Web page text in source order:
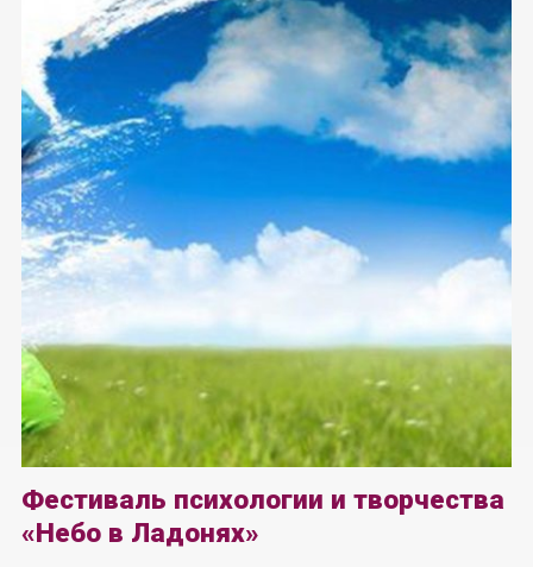
Фестиваль психологии и творчества
«Небо в Ладонях»